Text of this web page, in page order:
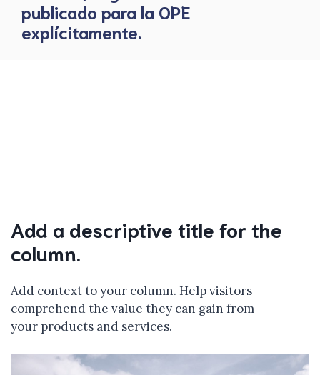
publicado para la OPE
explícitamente.
Add a descriptive title for the
column.
Add context to your column. Help visitors
comprehend the value they can gain from
your products and services.